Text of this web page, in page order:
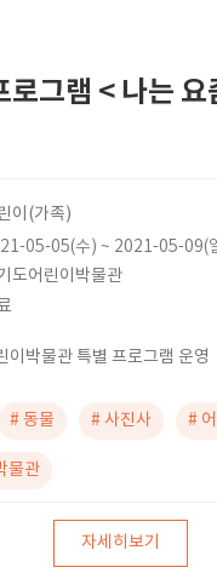
로그램 < 나는
이(가족)
05-05(수) ~ 2021-05-09(
도어린이박물관
이박물관 특별 프로그램 운영
# 동물 # 사진사 #
물관
자세히보기